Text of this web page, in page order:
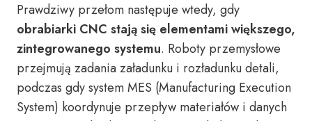
Prawdziwy przełom następuje wtedy, gdy
obrabiarki CNC stają się elementami większego,
zintegrowanego systemu. Roboty przemysłowe
przejmują zadania załadunku i rozładunku detali,
podczas gdy system MES (Manufacturing Execution
System) koordynuje przepływ materiałów i danych